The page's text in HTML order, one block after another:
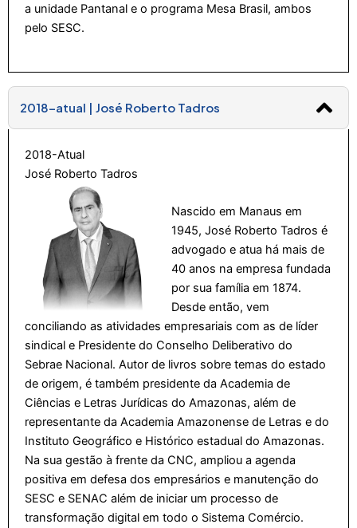
a unidade Pantanal e o programa Mesa Brasil, ambos
pelo SESC.
2018-atual | José Roberto Tadros
2018-Atual
José Roberto Tadros
Nascido em Manaus em
1945, José Roberto Tadros é
advogado e atua há mais de
40 anos na empresa fundada
por sua família em 1874.
Desde então, vem
conciliando as atividades empresariais com as de líder
sindical e Presidente do Conselho Deliberativo do
Sebrae Nacional. Autor de livros sobre temas do estado
de origem, é também presidente da Academia de
Ciências e Letras Jurídicas do Amazonas, além de
representante da Academia Amazonense de Letras e do
Instituto Geográfico e Histórico estadual do Amazonas.
Na sua gestão à frente da CNC, ampliou a agenda
positiva em defesa dos empresários e manutenção do
SESC e SENAC além de iniciar um processo de
transformação digital em todo o Sistema Comércio.